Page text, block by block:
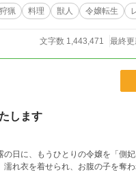
狩猟 料理 獣人 令嬢転生
文字数 1,443,471 最終
します
日に、もうひとりの令嬢を「側
れ衣を着せられ、お腹の子を奪